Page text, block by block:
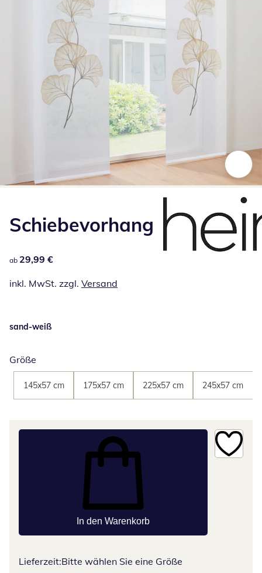
Schiebevorhang
29,99 €
ab 29,99 €
inkl. MwSt. zzgl. Versand
sand-weiß
Größe
145x57 cm 175x57 cm 225x57 cm 245x57 cm
In den Warenkorb
Lieferzeit:Bitte wählen Sie eine Größe